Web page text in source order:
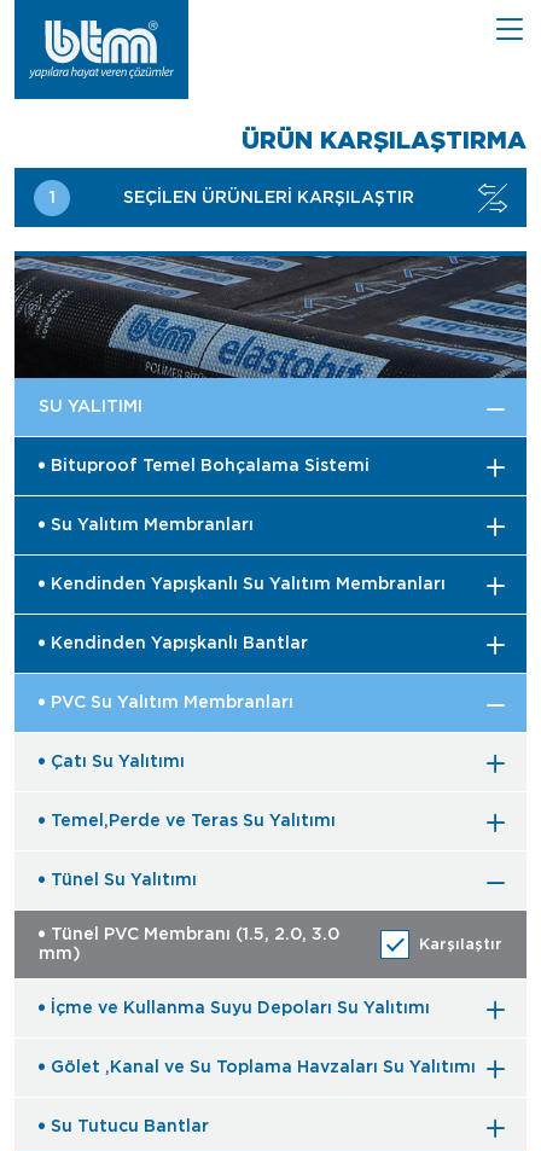
ÜRÜN KARŞILAŞTIRMA
1 SEÇİLEN ÜRÜNLERİ KARŞILAŞTIR
SU YALITIMI
Bituproof Temel Bohçalama Sistemi
Su Yalıtım Membranları
Kendinden Yapışkanlı Su Yalıtım Membranları
Kendinden Yapışkanlı Bantlar
PVC Su Yalıtım Membranları
Çatı Su Yalıtımı
Temel,Perde ve Teras Su Yalıtımı
Tünel Su Yalıtımı
Tünel PVC Membranı (1.5, 2.0, 3.0
mm)
Karşılaştır
İçme ve Kullanma Suyu Depoları Su Yalıtımı
Gölet ,Kanal ve Su Toplama Havzaları Su Yalıtımı
Su Tutucu Bantlar